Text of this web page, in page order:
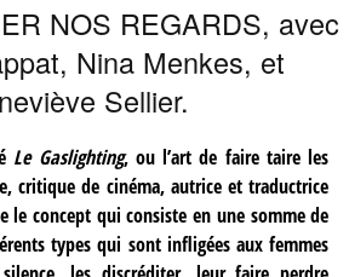
NOS REGARDS, avec
Nina Menkes, et
Sellier.
Le Gaslighting, ou l’art de faire taire les
critique de cinéma, autrice et traductrice
le concept qui consiste en une somme de
types qui sont infligées aux femmes